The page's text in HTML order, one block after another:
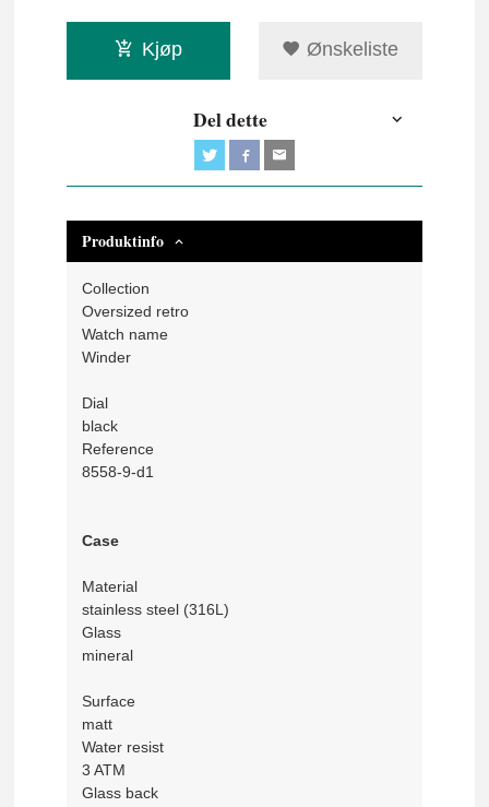
Kjøp Ønskeliste
Del dette
Produktinfo
Collection
Oversized retro
Watch name
Winder
Dial
black
Reference
8558-9-d1
Case
Material
stainless steel (316L)
Glass
mineral
Surface
matt
Water resist
3 ATM
Glass back